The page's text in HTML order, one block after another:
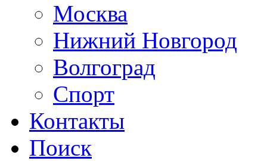
Москва
Нижний Новгород
Волгоград
Спорт
Контакты
Поиск